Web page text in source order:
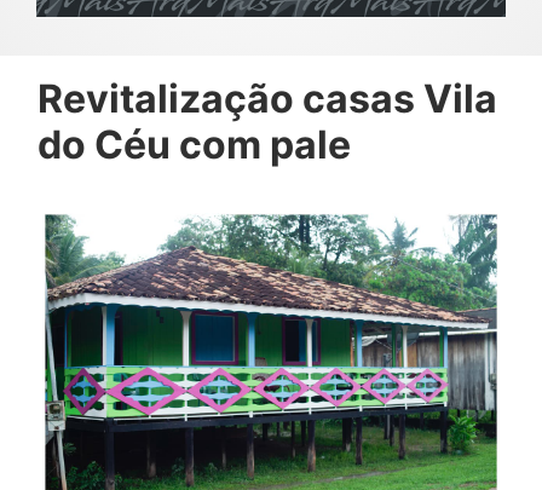
Revitalização casas Vila
do Céu com pale